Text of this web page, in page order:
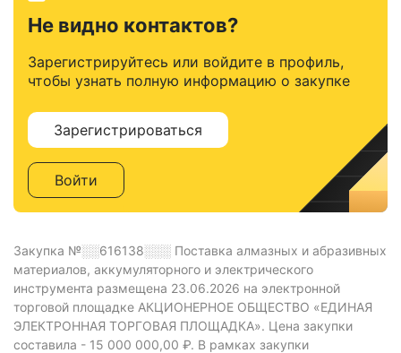
Не видно контактов?
Зарегистрируйтесь или войдите в профиль,
чтобы узнать полную информацию о закупке
Зарегистрироваться
Войти
Закупка №░░616138░░░ Поставка алмазных и абразивных
материалов, аккумуляторного и электрического
инструмента размещена 23.06.2026 на электронной
торговой площадке АКЦИОНЕРНОЕ ОБЩЕСТВО «ЕДИНАЯ
ЭЛЕКТРОННАЯ ТОРГОВАЯ ПЛОЩАДКА». Цена закупки
составила - 15 000 000,00 ₽. В рамках закупки